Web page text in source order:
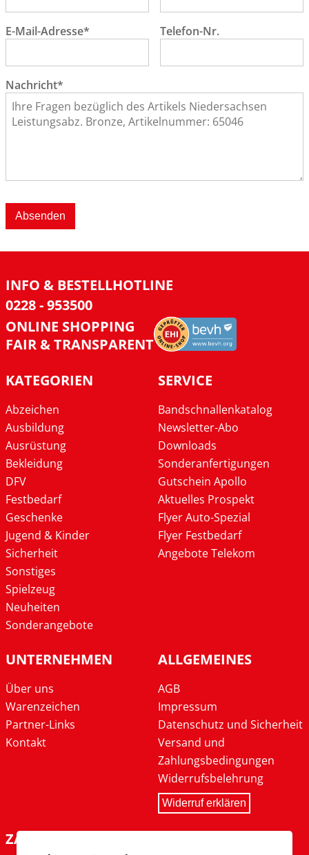
E-Mail-Adresse* Telefon-Nr.
Nachricht*
Absenden
INFO & BESTELLHOTLINE
0228 - 953500
ONLINE SHOPPING
FAIR & TRANSPARENT
KATEGORIEN
Abzeichen
Ausbildung
Ausrüstung
Bekleidung
DFV
Festbedarf
Geschenke
Jugend & Kinder
Sicherheit
Sonstiges
Spielzeug
Neuheiten
Sonderangebote
SERVICE
Bandschnallenkatalog
Newsletter-Abo
Downloads
Sonderanfertigungen
Gutschein Apollo
Aktuelles Prospekt
Flyer Auto-Spezial
Flyer Festbedarf
Angebote Telekom
UNTERNEHMEN
Über uns
Warenzeichen
Partner-Links
Kontakt
ALLGEMEINES
AGB
Impressum
Datenschutz und Sicherheit
Versand und
Zahlungsbedingungen
Widerrufsbelehrung
Widerruf erklären
ZAHLARTEN